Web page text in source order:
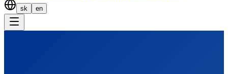
sk en